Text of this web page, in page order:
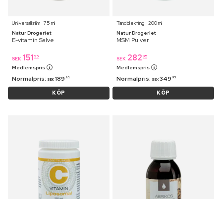
Universalkräm ⋅ 75 ml
Natur Drogeriet
E-vitamin Salve
SEK 151 95
Medlemspris
Normalpris: SEK 189 95
KÖP
Tandblekning ⋅ 200 ml
Natur Drogeriet
MSM Pulver
SEK 282 95
Medlemspris
Normalpris: SEK 349 95
KÖP